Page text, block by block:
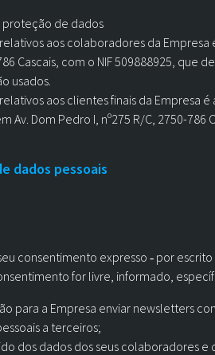
de dados
aos colaboradores da
Cascais, com o NIF 509888925,
usados.
aos clientes finais da Empresa
Dom Pedro I, nº275 R/C, 2750-
dados pessoais
consentimento expresso ‐ por
for livre, informado,
para a Empresa enviar newsletters
a terceiros;
dos dados dos seus colaboradores